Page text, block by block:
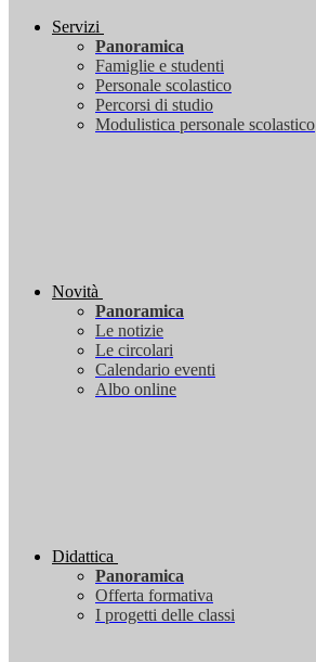
Servizi
Panoramica
Famiglie e studenti
Personale scolastico
Percorsi di studio
Modulistica personale scolastico
Novità
Panoramica
Le notizie
Le circolari
Calendario eventi
Albo online
Didattica
Panoramica
Offerta formativa
I progetti delle classi